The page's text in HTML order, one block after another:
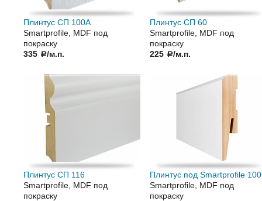
Плинтус СП 100А
Smartprofile, MDF под
покраску
335 a/м.п.
Плинтус СП 60
Smartprofile, MDF под
покраску
225 a/м.п.
Плинтус СП 116
Smartprofile, MDF под
покраску
Плинтус под Smartprofile
Smartprofile, MDF под
покраску